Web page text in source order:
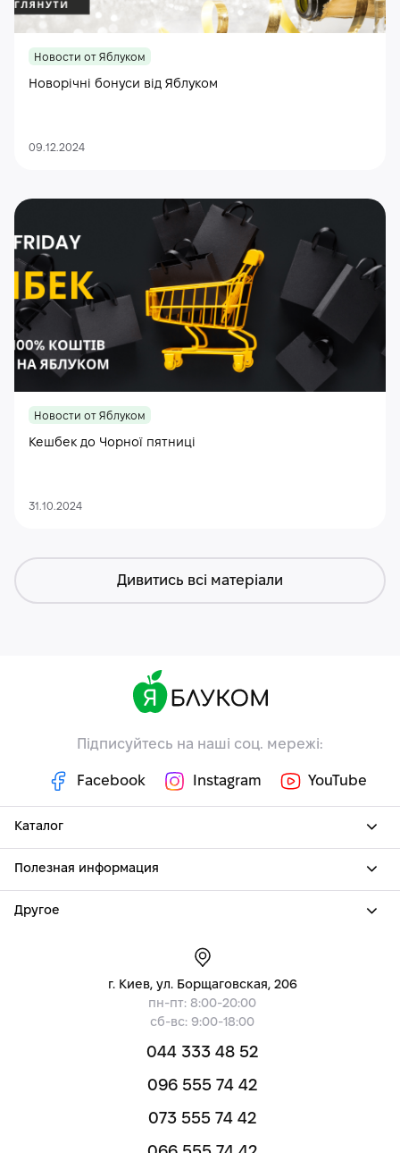
Новости от Яблуком
Новорічні бонуси від Яблуком
09.12.2024
Новости от Яблуком
Кешбек до Чорної пятниці
31.10.2024
Дивитись всі матеріали
Підписуйтесь на наші соц. мережі:
Facebook Instagram YouTube
Каталог
Полезная информация
Другое
г. Киев, ул. Борщаговская, 206
пн-пт: 8:00-20:00
сб-вс: 9:00-18:00
044 333 48 52
096 555 74 42
073 555 74 42